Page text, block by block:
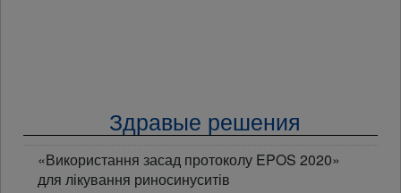
Здравые решения
«Використання засад протоколу EPOS 2020»
для лікування риносинуситів